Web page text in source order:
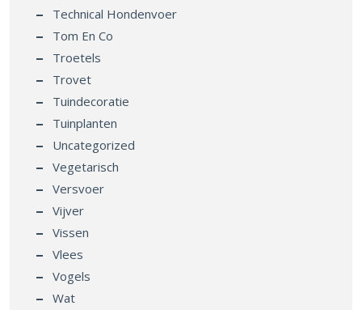
Technical Hondenvoer
Tom En Co
Troetels
Trovet
Tuindecoratie
Tuinplanten
Uncategorized
Vegetarisch
Versvoer
Vijver
Vissen
Vlees
Vogels
Wat